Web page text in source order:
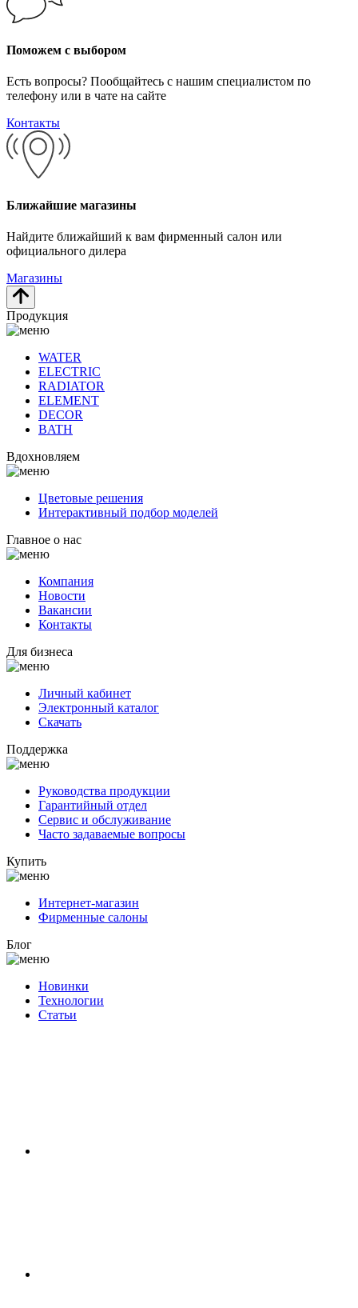
Поможем с выбором
Есть вопросы? Пообщайтесь с нашим специалистом по
телефону или в чате на сайте
Контакты
Ближайшие магазины
Найдите ближайший к вам фирменный салон или
официального дилера
Магазины
Продукция
WATER
ELECTRIC
RADIATOR
ELEMENT
DECOR
BATH
Вдохновляем
Цветовые решения
Интерактивный подбор моделей
Главное о нас
Компания
Новости
Вакансии
Контакты
Для бизнеса
Личный кабинет
Электронный каталог
Скачать
Поддержка
Руководства продукции
Гарантийный отдел
Сервис и обслуживание
Часто задаваемые вопросы
Купить
Интернет-магазин
Фирменные салоны
Блог
Новинки
Технологии
Статьи